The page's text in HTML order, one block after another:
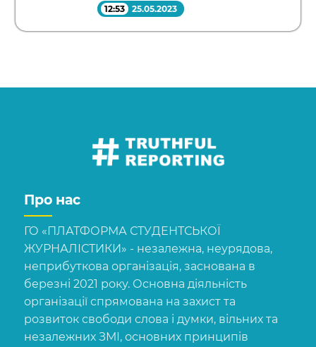
12:53 25.05.2023
Про нас
ГО «ПЛАТФОРМА СТУДЕНТСЬКОЇ
ЖУРНАЛІСТИКИ» - незалежна, неурядова,
неприбуткова організація, заснована в
березні 2021 року. Основна діяльність
організації спрямована на захист та
розвиток свободи слова і думки, вільних та
незалежних ЗМІ, основних принципів